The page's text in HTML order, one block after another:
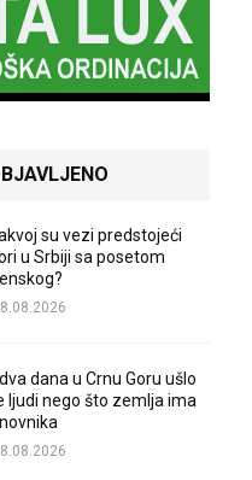
su vezi predstojeći
u Srbiji sa posetom
dana u Crnu Goru ušlo
ljudi nego što zemlja ima